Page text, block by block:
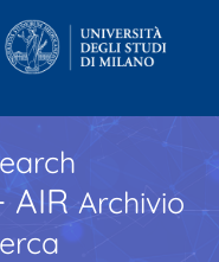
AIR Archivio